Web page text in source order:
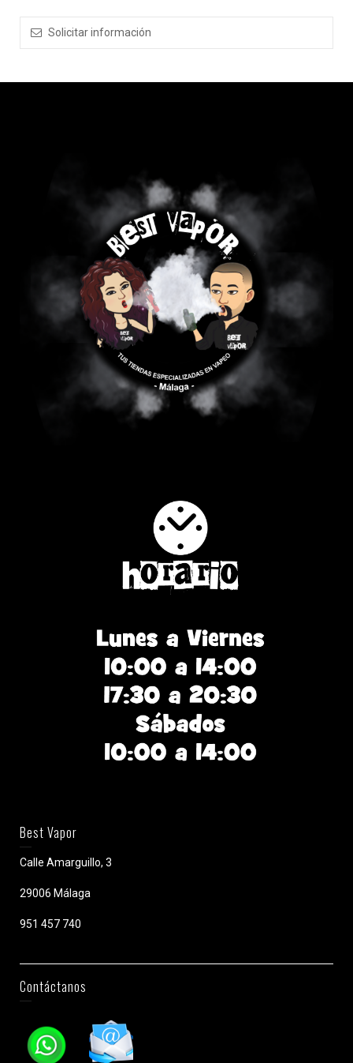
Solicitar información
Best Vapor
Calle Amarguillo, 3
29006 Málaga
951 457 740
Contáctanos